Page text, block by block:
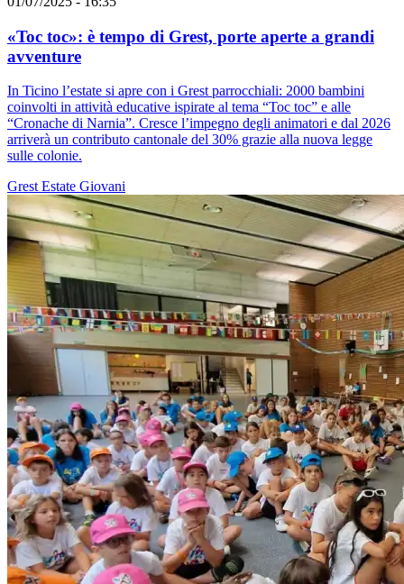
«Toc toc»: è tempo di Grest, porte aperte a grandi
avventure
In Ticino l’estate si apre con i Grest parrocchiali: 2000 bambini
coinvolti in attività educative ispirate al tema “Toc toc” e alle
“Cronache di Narnia”. Cresce l’impegno degli animatori e dal 2026
arriverà un contributo cantonale del 30% grazie alla nuova legge
sulle colonie.
Grest Estate Giovani